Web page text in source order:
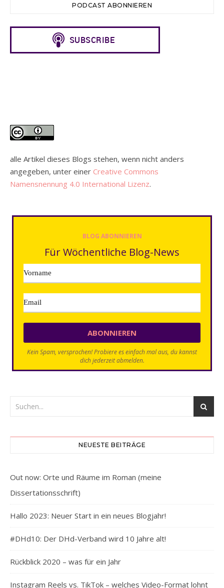
PODCAST ABONNIEREN
alle Artikel dieses Blogs stehen, wenn nicht anders
angegeben, unter einer Creative Commons
Namensnennung 4.0 International Lizenz.
BLOG ABONNIEREN
Für Wöchentliche Blog-News
Kein Spam, versprochen! Probiere es einfach mal aus, du kannst
dich jederzeit abmelden.
NEUESTE BEITRÄGE
Out now: Orte und Räume im Roman (meine
Dissertationsschrift)
Hallo 2023: Neuer Start in ein neues Blogjahr!
#DHd10: Der DHd-Verband wird 10 Jahre alt!
Rückblick 2020 – was für ein Jahr
Instagram Reels vs. TikTok – welches Video-Format lohnt